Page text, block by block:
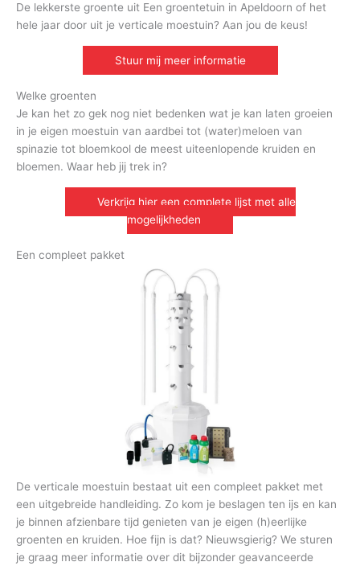
De lekkerste groente uit Een groentetuin in Apeldoorn of het
hele jaar door uit je verticale moestuin? Aan jou de keus!
Stuur mij meer informatie
Welke groenten
Je kan het zo gek nog niet bedenken wat je kan laten groeien
in je eigen moestuin van aardbei tot (water)meloen van
spinazie tot bloemkool de meest uiteenlopende kruiden en
bloemen. Waar heb jij trek in?
Verkrijg hier een complete lijst met alle
mogelijkheden
Een compleet pakket
De verticale moestuin bestaat uit een compleet pakket met
een uitgebreide handleiding. Zo kom je beslagen ten ijs en kan
je binnen afzienbare tijd genieten van je eigen (h)eerlijke
groenten en kruiden. Hoe fijn is dat? Nieuwsgierig? We sturen
je graag meer informatie over dit bijzonder geavanceerde